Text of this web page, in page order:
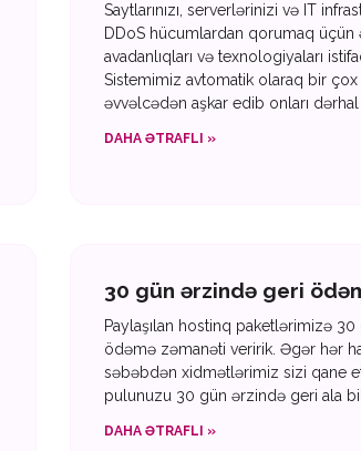
Saytlarınızı, serverlərinizi və IT
DDoS hücumlardan qorumaq üçün
avadanlıqları və texnologiyaları
Sistemimiz avtomatik olaraq bir çox
əvvəlcədən aşkar edib onları
DAHA ƏTRAFLI »
30 gün ərzində geri
Paylaşılan hostinq paketlərimizə
ödəmə zəmanəti veririk. Əgər hər
səbəbdən xidmətlərimiz sizi qane
pulunuzu 30 gün ərzində geri ala
DAHA ƏTRAFLI »